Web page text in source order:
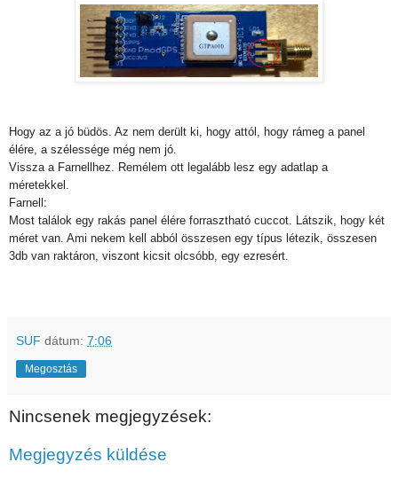
Hogy az a jó büdös. Az nem derült ki, hogy attól, hogy rámeg a panel
élére, a szélessége még nem jó.
Vissza a Farnellhez. Remélem ott legalább lesz egy adatlap a
méretekkel.
Farnell:
Most találok egy rakás panel élére forrasztható cuccot. Látszik, hogy két
méret van. Ami nekem kell abból összesen egy típus létezik, összesen
3db van raktáron, viszont kicsit olcsóbb, egy ezresért.
SUF dátum: 7:06
Megosztás
Nincsenek megjegyzések:
Megjegyzés küldése